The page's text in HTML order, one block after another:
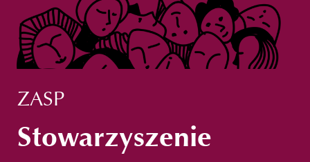
ZASP
Stowarzyszenie